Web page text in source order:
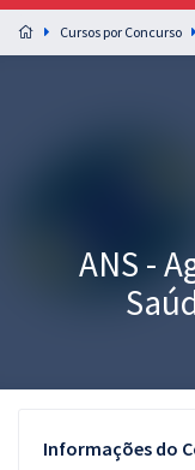
Preparação completa e
residências em saúde do
Cursos por Concurso
ANS -
Informações do